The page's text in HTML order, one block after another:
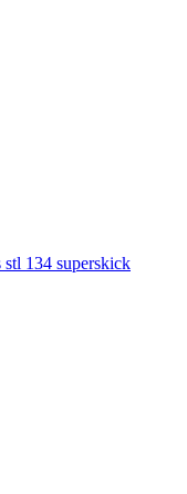
134 superskick